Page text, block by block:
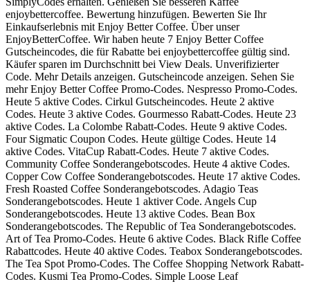
enjoybettercoffee. Bewertung hinzufügen. Bewerten Sie Ihr
Einkaufserlebnis mit Enjoy Better Coffee. Über unser
EnjoyBetterCoffee. Wir haben heute 7 Enjoy Better Coffee
Gutscheincodes, die für Rabatte bei enjoybettercoffee gültig sind.
Käufer sparen im Durchschnitt bei View Deals. Unverifizierter
Code. Mehr Details anzeigen. Gutscheincode anzeigen. Sehen Sie
mehr Enjoy Better Coffee Promo-Codes. Nespresso Promo-Codes.
Heute 5 aktive Codes. Cirkul Gutscheincodes. Heute 2 aktive
Codes. Heute 3 aktive Codes. Gourmesso Rabatt-Codes. Heute 23
aktive Codes. La Colombe Rabatt-Codes. Heute 9 aktive Codes.
Four Sigmatic Coupon Codes. Heute gültige Codes. Heute 14
aktive Codes. VitaCup Rabatt-Codes. Heute 7 aktive Codes.
Community Coffee Sonderangebotscodes. Heute 4 aktive Codes.
Copper Cow Coffee Sonderangebotscodes. Heute 17 aktive Codes.
Fresh Roasted Coffee Sonderangebotscodes. Adagio Teas
Sonderangebotscodes. Heute 1 aktiver Code. Angels Cup
Sonderangebotscodes. Heute 13 aktive Codes. Bean Box
Sonderangebotscodes. The Republic of Tea Sonderangebotscodes.
Art of Tea Promo-Codes. Heute 6 aktive Codes. Black Rifle Coffee
Rabattcodes. Heute 40 aktive Codes. Teabox Sonderangebotscodes.
The Tea Spot Promo-Codes. The Coffee Shopping Network Rabatt-
Codes. Kusmi Tea Promo-Codes. Simple Loose Leaf